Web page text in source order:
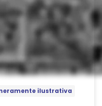
ilustrativa